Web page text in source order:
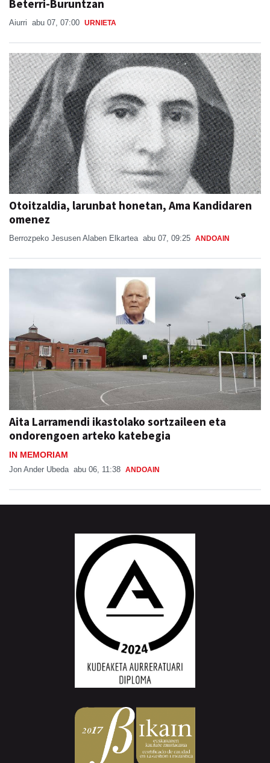
Beterri-Buruntzan
Aiurri abu 07, 07:00 URNIETA
Otoitzaldia, larunbat honetan, Ama Kandidaren
omenez
Berrozpeko Jesusen Alaben Elkartea abu 07, 09:25 ANDOAIN
Aita Larramendi ikastolako sortzaileen eta
ondorengoen arteko katebegia
IN MEMORIAM
Jon Ander Ubeda abu 06, 11:38 ANDOAIN